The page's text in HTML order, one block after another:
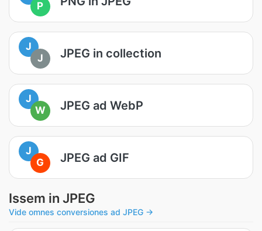
P
J
J
JPEG in collection
J
W
JPEG ad WebP
J
G
JPEG ad GIF
Issem in JPEG
Vide omnes conversiones ad JPEG →